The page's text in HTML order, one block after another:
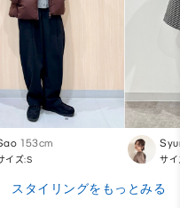
153cm
イズ:S サ
スタイリングをもっとみる